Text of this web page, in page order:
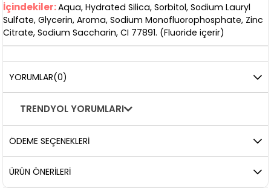
İçindekiler:Aqua, Hydrated Silica, Sorbitol, Sodium Lauryl
Sulfate, Glycerin, Aroma, Sodium Monofluorophosphate, Zinc
Citrate, Sodium Saccharin, CI 77891. (Fluoride içerir)
YORUMLAR(0)
TRENDYOL YORUMLARI
ÖDEME SEÇENEKLERI
ÜRÜN ÖNERILERI